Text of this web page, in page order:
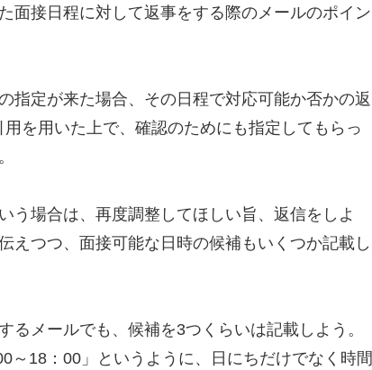
面接日程に対して返事をする際のメールのポイン
指定が来た場合、その日程で対応可能か否かの返
を用いた上で、確認のためにも指定してもらっ
う場合は、再度調整してほしい旨、返信をしよ
えつつ、面接可能な日時の候補もいくつか記載し
メールでも、候補を3つくらいは記載しよう。
～18：00」というように、日にちだけでなく時間